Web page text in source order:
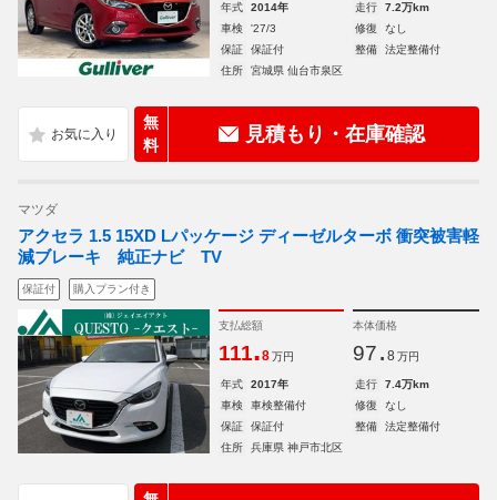
年式 2014年 走行
7.2万km
車検
'27/3 修復
なし
保証
保証付 整備
法定整備付
住所
宮城県 仙台市泉区
無
料
見積もり・在庫確認
マツダ
アクセラ 1.5 15XD Lパッケージ ディーゼルターボ 衝突被害軽
減ブレーキ 純正ナビ TV
保証付 購入プラン付き
支払総額
111.8 万円
本体価格
97. 8 万円
年式 2017年 走行
7.4万km
車検
車検整備付 修復
なし
保証
保証付 整備
法定整備付
住所
兵庫県 神戸市北区